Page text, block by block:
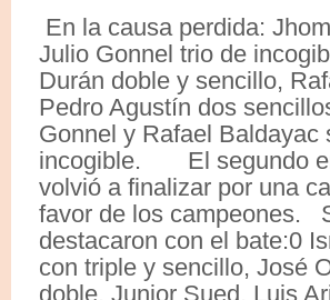
En la causa perdida:
Julio Gonnel trio de
Durán doble y sencillo,
Pedro Agustín dos
Gonnel y Rafael Baldayac
incogible. El segundo
volvió a finalizar por una
favor de los campeones.
destacaron con el bate:0
con triple y sencillo, José
doble, Junior Sued, Luis